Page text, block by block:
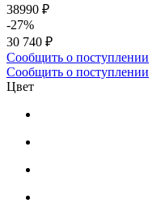
38990 ₽
-27%
30 740 ₽
Сообщить о поступлении
Сообщить о поступлении
Цвет